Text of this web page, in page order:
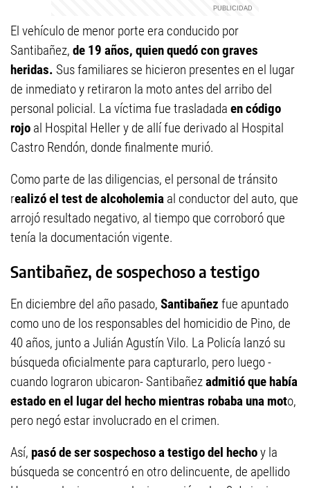
El vehículo de menor porte era conducido por
Santibañez, de 19 años, quien quedó con graves
heridas. Sus familiares se hicieron presentes en el lugar
de inmediato y retiraron la moto antes del arribo del
personal policial. La víctima fue trasladada en código
rojo al Hospital Heller y de allí fue derivado al Hospital
Castro Rendón, donde finalmente murió.
Como parte de las diligencias, el personal de tránsito
realizó el test de alcoholemia al conductor del auto, que
arrojó resultado negativo, al tiempo que corroboró que
tenía la documentación vigente.
Santibañez, de sospechoso a testigo
En diciembre del año pasado, Santibañez fue apuntado
como uno de los responsables del homicidio de Pino, de
40 años, junto a Julián Agustín Vilo. La Policía lanzó su
búsqueda oficialmente para capturarlo, pero luego -
cuando lograron ubicaron- Santibañezadmitió que había
estado en el lugar del hecho mientras robaba una moto,
pero negó estar involucrado en el crimen.
Así, pasó de ser sospechoso a testigo del hechoy la
búsqueda se concentró en otro delincuente, de apellido